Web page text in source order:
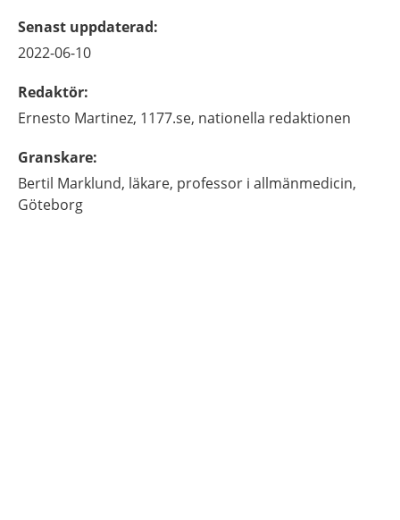
Senast uppdaterad:
2022-06-10
Redaktör:
Ernesto Martinez, 1177.se, nationella redaktionen
Granskare:
Bertil Marklund, läkare, professor i allmänmedicin,
Göteborg